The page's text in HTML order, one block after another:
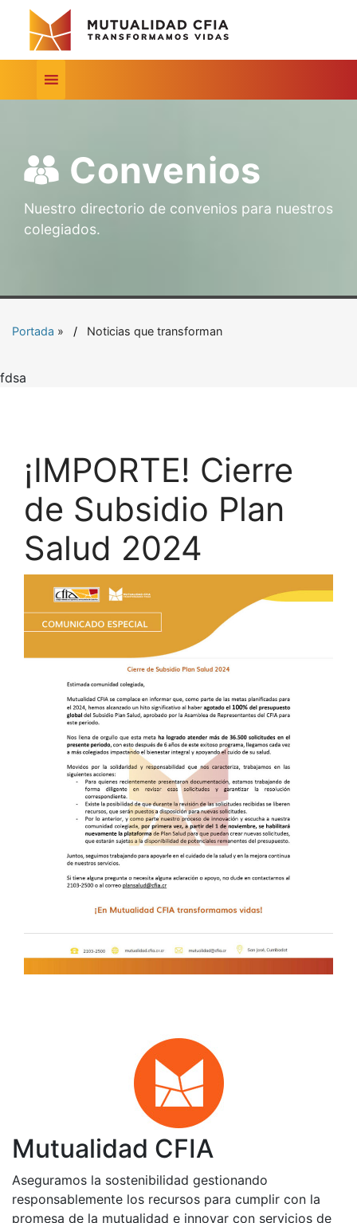
Convenios
Nuestro directorio de convenios para nuestros
colegiados.
Portada » Noticias que transforman
fdsa
¡IMPORTE! Cierre
de Subsidio Plan
Salud 2024
Mutualidad CFIA
Aseguramos la sostenibilidad gestionando
responsablemente los recursos para cumplir con la
promesa de la mutualidad e innovar con servicios de